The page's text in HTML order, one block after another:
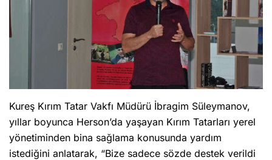
Kureş Kırım Tatar Vakfı Müdürü İbragim Süleymanov,
yıllar boyunca Herson’da yaşayan Kırım Tatarları yerel
yönetiminden bina sağlama konusunda yardım
istediğini anlatarak, “Bize sadece sözde destek verildi